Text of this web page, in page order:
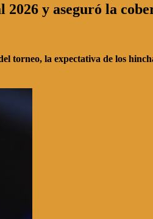
y aseguró la
torneo, la expectativa de los